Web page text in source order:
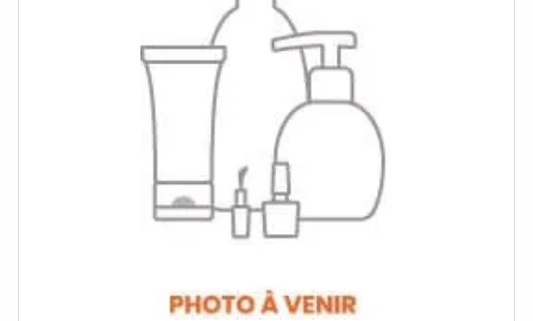
douceur. * Taille de l'utilisateur recommandée : 85 à 105
cm. * Garantie de 2 ans incluse. Dimensions Dimensions
(LxLxH) : 73,6 x 37,7 x 46 cm Selle réglable en hauteur : 30
- 35 cm du sol. Roues : 10 pouces.